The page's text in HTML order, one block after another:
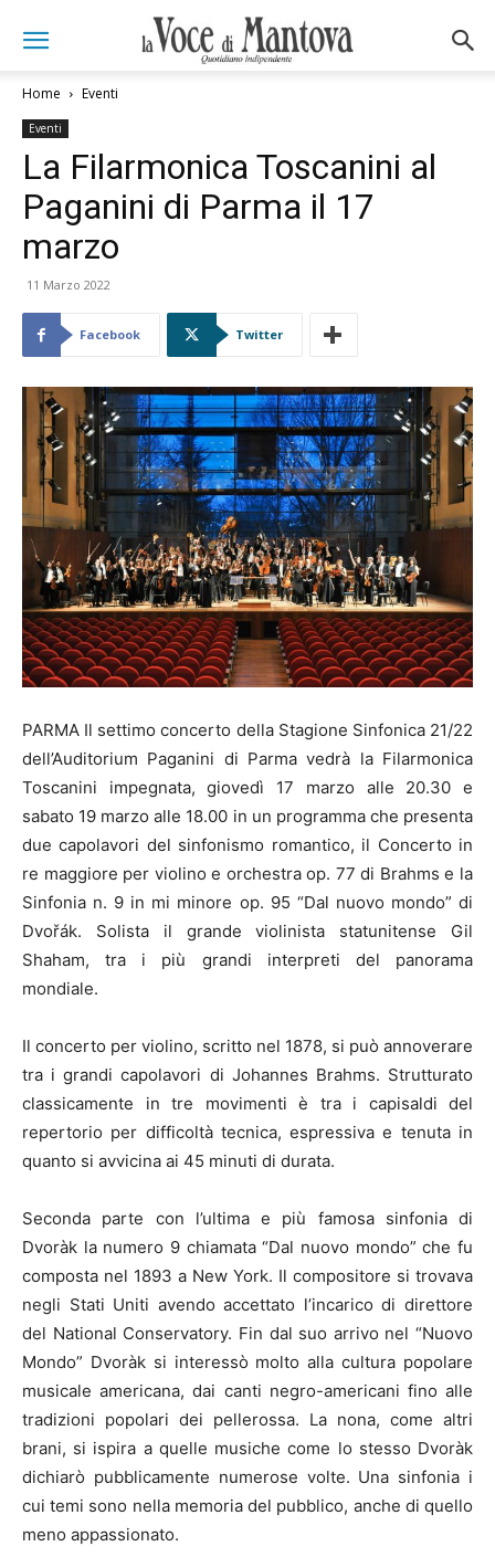
Home Eventi
Eventi
La Filarmonica Toscanini al
Paganini di Parma il 17
marzo
11 Marzo 2022
Facebook Twitter
PARMA Il settimo concerto della Stagione Sinfonica 21/22
dell’Auditorium Paganini di Parma vedrà la Filarmonica
Toscanini impegnata, giovedì 17 marzo alle 20.30 e
sabato 19 marzo alle 18.00 in un programma che presenta
due capolavori del sinfonismo romantico, il Concerto in
re maggiore per violino e orchestra op. 77 di Brahms e la
Sinfonia n. 9 in mi minore op. 95 “Dal nuovo mondo” di
Dvořák. Solista il grande violinista statunitense Gil
Shaham, tra i più grandi interpreti del panorama
mondiale.
Il concerto per violino, scritto nel 1878, si può annoverare
tra i grandi capolavori di Johannes Brahms. Strutturato
classicamente in tre movimenti è tra i capisaldi del
repertorio per difficoltà tecnica, espressiva e tenuta in
quanto si avvicina ai 45 minuti di durata.
Seconda parte con l’ultima e più famosa sinfonia di
Dvoràk la numero 9 chiamata “Dal nuovo mondo” che fu
composta nel 1893 a New York. Il compositore si trovava
negli Stati Uniti avendo accettato l’incarico di direttore
del National Conservatory. Fin dal suo arrivo nel “Nuovo
Mondo” Dvoràk si interessò molto alla cultura popolare
musicale americana, dai canti negro-americani fino alle
tradizioni popolari dei pellerossa. La nona, come altri
brani, si ispira a quelle musiche come lo stesso Dvoràk
dichiarò pubblicamente numerose volte. Una sinfonia i
cui temi sono nella memoria del pubblico, anche di quello
meno appassionato.